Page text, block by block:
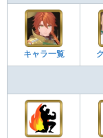
キャラ一覧